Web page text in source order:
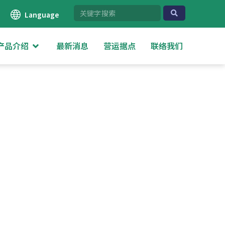
Language
品介绍 最新消息 营运据点 联络我们